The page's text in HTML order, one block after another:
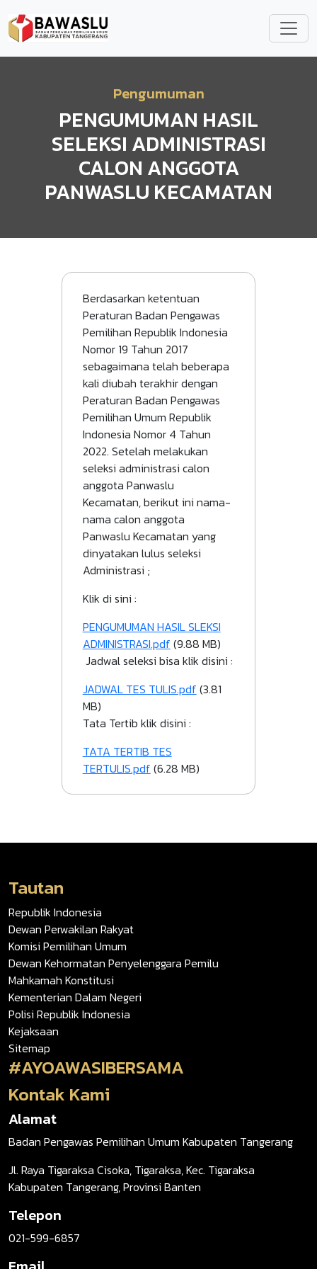
Pengumuman
PENGUMUMAN HASIL
SELEKSI ADMINISTRASI
CALON ANGGOTA
PANWASLU KECAMATAN
Berdasarkan ketentuan
Peraturan Badan Pengawas
Pemilihan Republik Indonesia
Nomor 19 Tahun 2017
sebagaimana telah beberapa
kali diubah terakhir dengan
Peraturan Badan Pengawas
Pemilihan Umum Republik
Indonesia Nomor 4 Tahun
2022. Setelah melakukan
seleksi administrasi calon
anggota Panwaslu
Kecamatan, berikut ini nama-
nama calon anggota
Panwaslu Kecamatan yang
dinyatakan lulus seleksi
Administrasi ;
Klik di sini :
File
PENGUMUMAN HASIL SLEKSI
ADMINISTRASI.pdf (9.88 MB)
Jadwal seleksi bisa klik disini :
File
JADWAL TES TULIS.pdf (3.81
MB)
Tata Tertib klik disini :
File
TATA TERTIB TES
TERTULIS.pdf (6.28 MB)
Tautan
Republik Indonesia
Dewan Perwakilan Rakyat
Komisi Pemilihan Umum
Dewan Kehormatan Penyelenggara Pemilu
Mahkamah Konstitusi
Kementerian Dalam Negeri
Polisi Republik Indonesia
Kejaksaan
Sitemap
#AYOAWASIBERSAMA
Kontak Kami
Alamat
Badan Pengawas Pemilihan Umum Kabupaten Tangerang
Jl. Raya Tigaraksa Cisoka, Tigaraksa, Kec. Tigaraksa
Kabupaten Tangerang, Provinsi Banten
Telepon
021-599-6857